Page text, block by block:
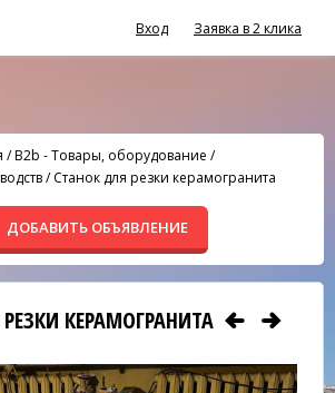
Вход Заявка в 2 клика
/B2b - Товары, оборудование /
/Станок для резки керамогранита
ДОБАВИТЬ ОБЪЯВЛЕНИЕ
КЕРАМОГРАНИТА